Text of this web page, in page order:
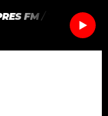
SEZNAM.CZ
FM/ TOMORA